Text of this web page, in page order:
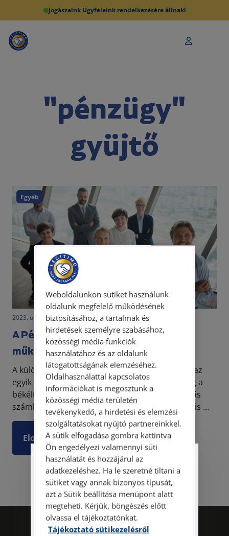
Jogászaink Ügyfeleink rendelkezésére állnak!
"pénzügy"
gyüjtő
Egyéb
2023. október 20. • LegitiMoadmin
A Pénzügyi Békéltető Testület
működése
A különböző fogyasztóvédelmi fórumok között az
egyik leggyakoribb igényérvényesítési lehetőség a
békéltető testületek eljárása. Fogyasztók jelentős
számban igénybe veszik a békéltetést. Ez ugyanis ...
Elolvasom
Személyes ügyfélfogadás
Tisztelt Ügyfeleink!
Személyes ügyfélszolgálatunk telefonon
történő előzetes időpontegyeztetés után,
szerdai napokon érhető el.
Weboldalunkon sütiket használunk
oldalunk megfelelő működésének
biztosításához, a tartalmak és
hirdetések személyre szabásához,
közösségi média funkciók
használatához és az oldalunk
látogatottságának elemzéséhez.
Oldalhasználattal kapcsolatos
információkat is megosztunk a
közösségi média területén
tevékenykedő, a hirdetési és elemzési
szolgáltatásokat nyújtó partnereinkkel.
A sütik elfogadása gombra kattintva
Ön engedélyezi valamennyi süti
használatát és hozzájárul az
adatkezeléshez. Ha le szeretné tiltani a
sütiket vagy annak bizonyos típusát,
azt a Sütik beállítása menüpont alatt
megteheti. Kérjük, böngészés előtt
olvassa el tájékoztatónkat.
Tájékoztató sütikezelésről